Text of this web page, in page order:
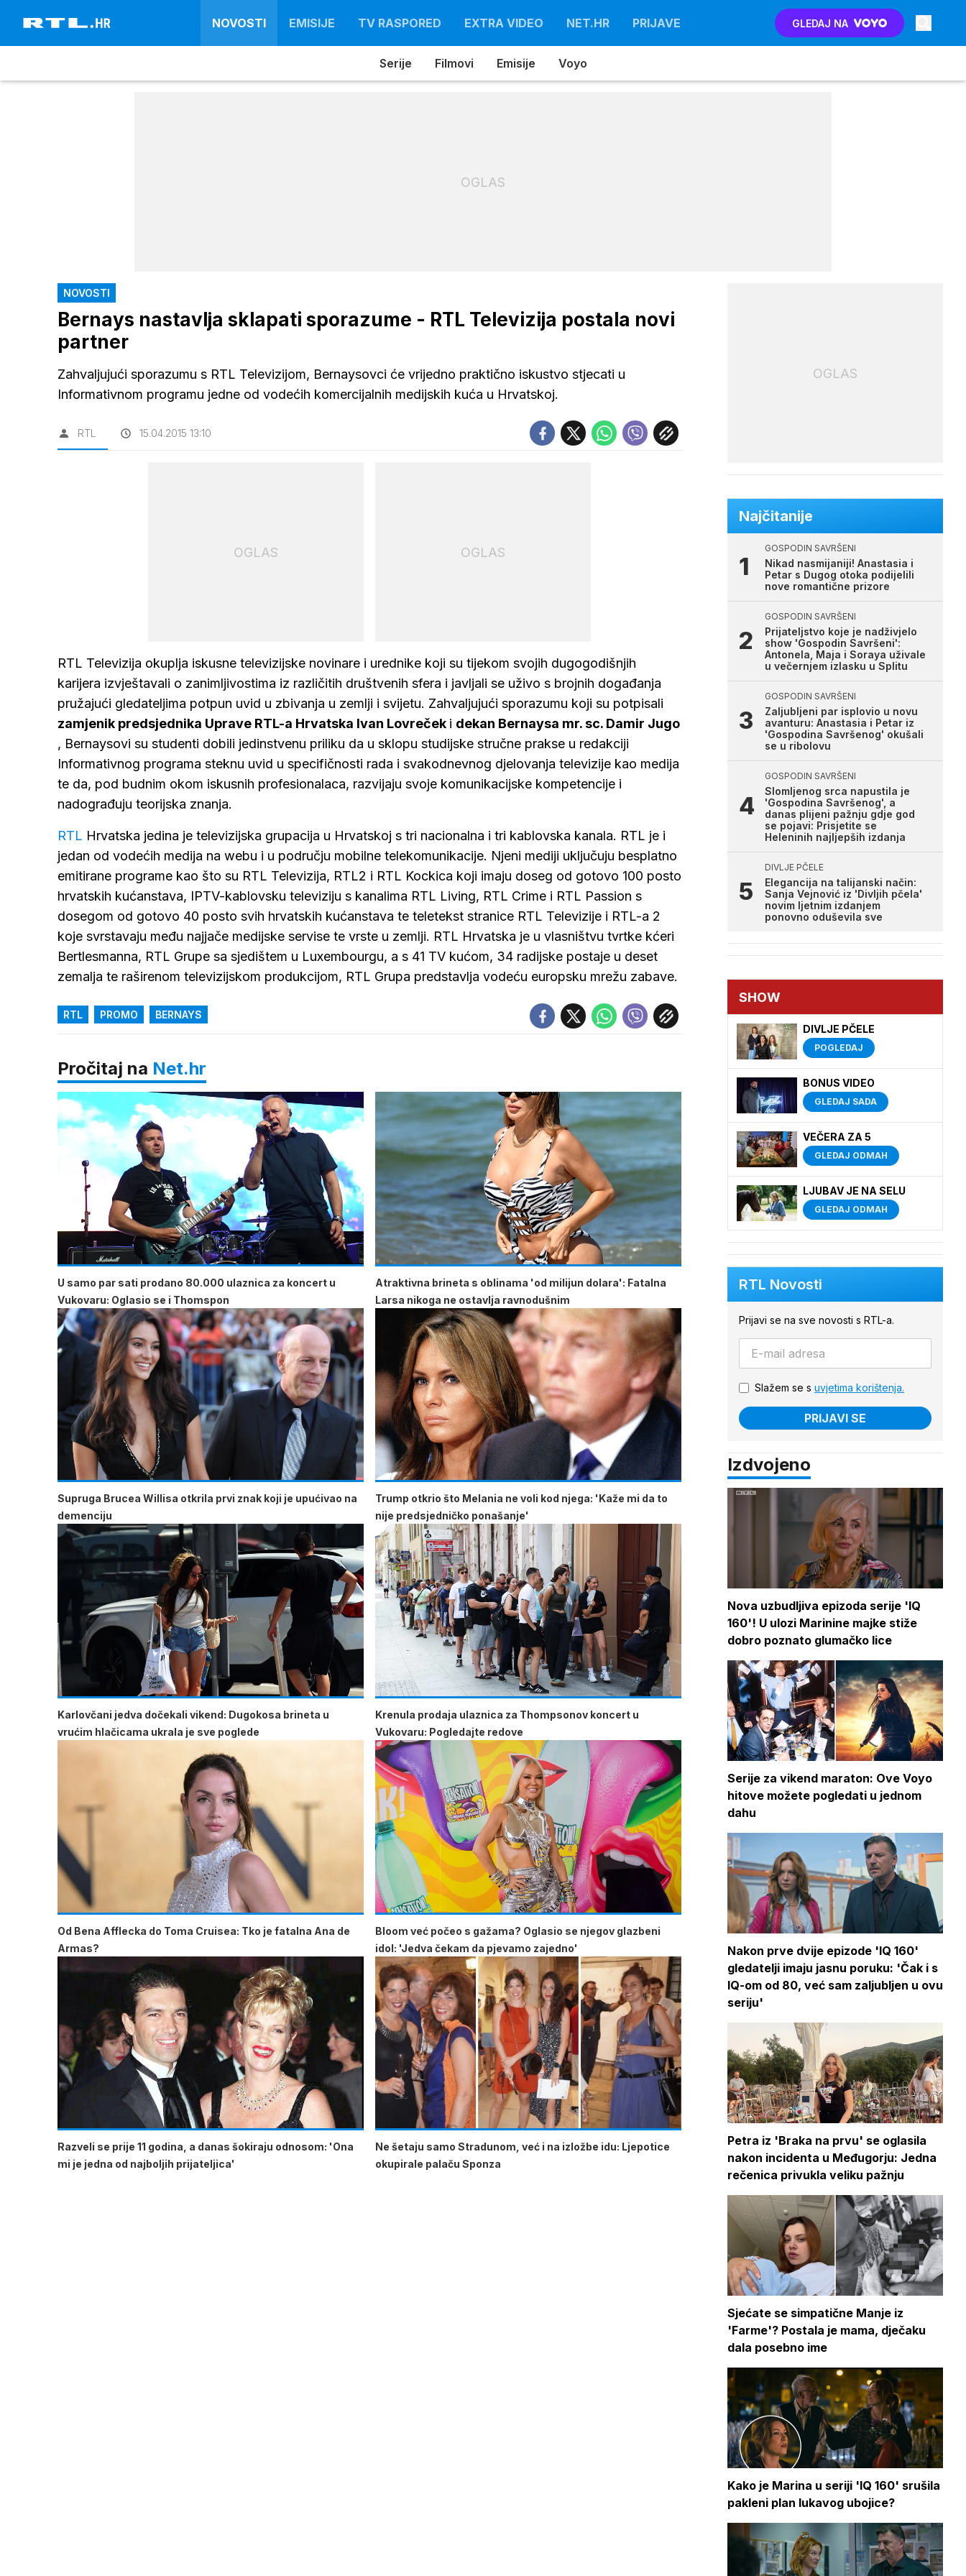
NOVOSTI EMISIJE TV RASPORED EXTRA VIDEO NET.HR PRIJAVE GLEDAJ NA
Serije Filmovi Emisije Voyo
OGLAS
NOVOSTI
Bernays nastavlja sklapati sporazume - RTL Televizija postala novi
partner
Zahvaljujući sporazumu s RTL Televizijom, Bernaysovci će vrijedno praktično iskustvo stjecati u
Informativnom programu jedne od vodećih komercijalnih medijskih kuća u Hrvatskoj.
RTL 15.04.2015 13:10
OGLAS OGLAS
RTL Televizija okuplja iskusne televizijske novinare i urednike koji su tijekom svojih dugogodišnjih
karijera izvještavali o zanimljivostima iz različitih društvenih sfera i javljali se uživo s brojnih događanja
pružajući gledateljima potpun uvid u zbivanja u zemlji i svijetu. Zahvaljujući sporazumu koji su potpisali
zamjenik predsjednika Uprave RTL-a Hrvatska Ivan Lovreček i dekan Bernaysa mr. sc. Damir Jugo
, Bernaysovi su studenti dobili jedinstvenu priliku da u sklopu studijske stručne prakse u redakciji
Informativnog programa steknu uvid u specifičnosti rada i svakodnevnog djelovanja televizije kao medija
te da, pod budnim okom iskusnih profesionalaca, razvijaju svoje komunikacijske kompetencije i
nadograđuju teorijska znanja.
RTL Hrvatska jedina je televizijska grupacija u Hrvatskoj s tri nacionalna i tri kablovska kanala. RTL je i
jedan od vodećih medija na webu i u području mobilne telekomunikacije. Njeni mediji uključuju besplatno
emitirane programe kao što su RTL Televizija, RTL2 i RTL Kockica koji imaju doseg od gotovo 100 posto
hrvatskih kućanstava, IPTV-kablovsku televiziju s kanalima RTL Living, RTL Crime i RTL Passion s
dosegom od gotovo 40 posto svih hrvatskih kućanstava te teletekst stranice RTL Televizije i RTL-a 2
koje svrstavaju među najjače medijske servise te vrste u zemlji. RTL Hrvatska je u vlasništvu tvrtke kćeri
Bertlesmanna, RTL Grupe sa sjedištem u Luxembourgu, a s 41 TV kućom, 34 radijske postaje u deset
zemalja te raširenom televizijskom produkcijom, RTL Grupa predstavlja vodeću europsku mrežu zabave.
RTL PROMO BERNAYS
Pročitaj na Net.hr
U samo par sati prodano 80.000 ulaznica za koncert u
Vukovaru: Oglasio se i Thomspon
Atraktivna brineta s oblinama 'od milijun dolara': Fatalna
Larsa nikoga ne ostavlja ravnodušnim
Supruga Brucea Willisa otkrila prvi znak koji je upućivao na
demenciju
Trump otkrio što Melania ne voli kod njega: 'Kaže mi da to
nije predsjedničko ponašanje'
Karlovčani jedva dočekali vikend: Dugokosa brineta u
vrućim hlačicama ukrala je sve poglede
Krenula prodaja ulaznica za Thompsonov koncert u
Vukovaru: Pogledajte redove
Od Bena Afflecka do Toma Cruisea: Tko je fatalna Ana de
Armas?
Bloom već počeo s gažama? Oglasio se njegov glazbeni
idol: 'Jedva čekam da pjevamo zajedno'
Razveli se prije 11 godina, a danas šokiraju odnosom: 'Ona
mi je jedna od najboljih prijateljica'
Ne šetaju samo Stradunom, već i na izložbe idu: Ljepotice
okupirale palaču Sponza
OGLAS
Najčitanije
GOSPODIN SAVRŠENI
Nikad nasmijaniji! Anastasia i
Petar s Dugog otoka podijelili
nove romantične prizore
GOSPODIN SAVRŠENI
Prijateljstvo koje je nadživjelo
show 'Gospodin Savršeni':
Antonela, Maja i Soraya uživale
u večernjem izlasku u Splitu
GOSPODIN SAVRŠENI
Zaljubljeni par isplovio u novu
avanturu: Anastasia i Petar iz
'Gospodina Savršenog' okušali
se u ribolovu
GOSPODIN SAVRŠENI
Slomljenog srca napustila je
'Gospodina Savršenog', a
danas plijeni pažnju gdje god
se pojavi: Prisjetite se
Heleninih najljepših izdanja
DIVLJE PČELE
Elegancija na talijanski način:
Sanja Vejnović iz 'Divljih pčela'
novim ljetnim izdanjem
ponovno oduševila sve
SHOW
DIVLJE PČELE
POGLEDAJ
BONUS VIDEO
GLEDAJ SADA
VEČERA ZA 5
GLEDAJ ODMAH
LJUBAV JE NA SELU
GLEDAJ ODMAH
RTL Novosti
Prijavi se na sve novosti s RTL-a.
Slažem se s uvjetima korištenja.
PRIJAVI SE
Izdvojeno
Nova uzbudljiva epizoda serije 'IQ
160'! U ulozi Marinine majke stiže
dobro poznato glumačko lice
Serije za vikend maraton: Ove Voyo
hitove možete pogledati u jednom
dahu
Nakon prve dvije epizode 'IQ 160'
gledatelji imaju jasnu poruku: 'Čak i s
IQ-om od 80, već sam zaljubljen u ovu
seriju'
Petra iz 'Braka na prvu' se oglasila
nakon incidenta u Međugorju: Jedna
rečenica privukla veliku pažnju
Sjećate se simpatične Manje iz
'Farme'? Postala je mama, dječaku
dala posebno ime
Kako je Marina u seriji 'IQ 160' srušila
pakleni plan lukavog ubojice?